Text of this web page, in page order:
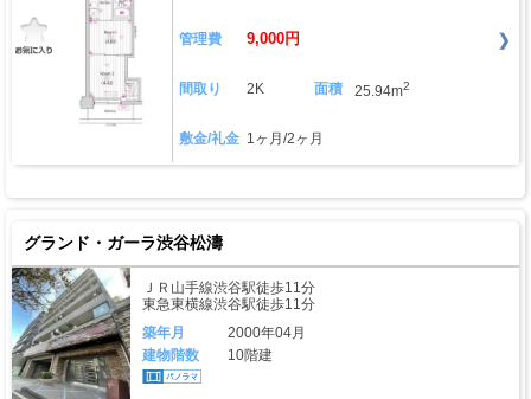
管理費 9,000円
間取り 2K 面積 25.94m2
敷金/礼金 1ヶ月/2ヶ月
グランド・ガーラ渋谷松濤
ＪＲ山手線渋谷駅徒歩11分
東急東横線渋谷駅徒歩11分
築年月
2000年04月
建物階数
10階建